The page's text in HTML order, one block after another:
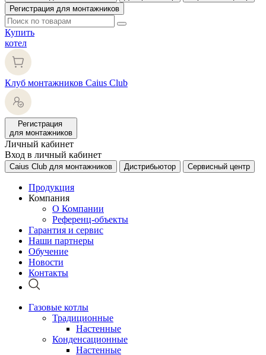
Регистрация для монтажников
Купить
котел
Клуб монтажников Caius Club
Регистрация
для монтажников
Личный кабинет
Вход в личный кабинет
Caius Club для монтажников Дистрибьютор Сервисный центр
Продукция
Компания
О Компании
Референц-объекты
Гарантия и сервис
Наши партнеры
Обучение
Новости
Контакты
Газовые котлы
Традиционные
Настенные
Конденсационные
Настенные